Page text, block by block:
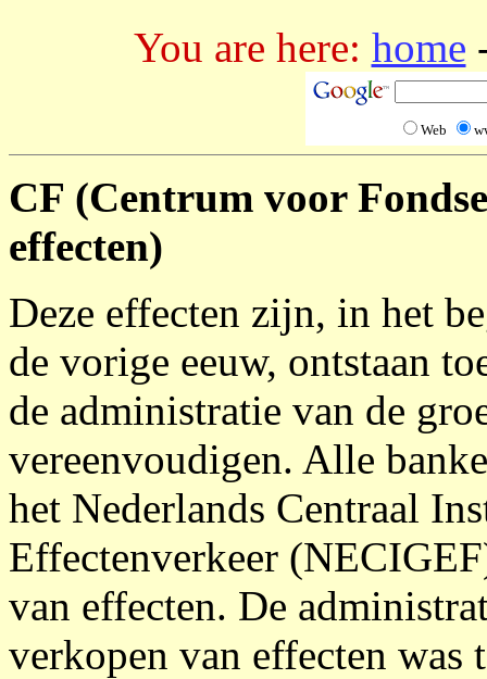
You are here: home
Web
CF (Centrum voor
effecten)
Deze effecten zijn, in het
de vorige eeuw, ontstaan
de administratie van de
vereenvoudigen. Alle
het Nederlands Centraal
Effectenverkeer
van effecten. De
verkopen van effecten was